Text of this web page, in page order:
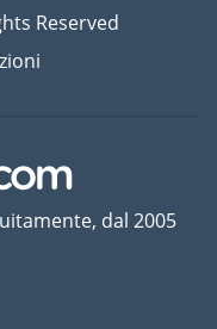
Reserved
dal 2005